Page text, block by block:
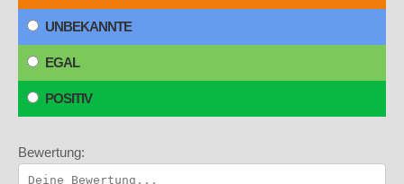
UNBEKANNTE
EGAL
POSITIV
Bewertung: